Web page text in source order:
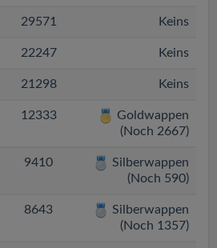
29571 Keins
22247 Keins
21298 Keins
12333
Goldwappen
(Noch 2667)
9410
Silberwappen
(Noch 590)
8643
Silberwappen
(Noch 1357)